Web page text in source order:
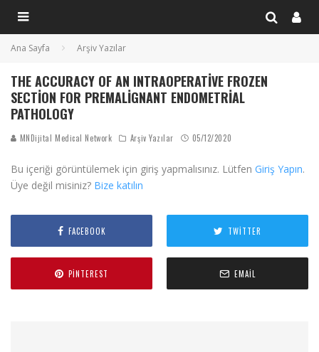
Ana Sayfa Arşiv Yazılar
THE ACCURACY OF AN INTRAOPERATIVE FROZEN
SECTION FOR PREMALIGNANT ENDOMETRIAL
PATHOLOGY
MNDijital Medical Network Arşiv Yazılar 05/12/2020
Bu içeriği görüntülemek için giriş yapmalısınız. Lütfen Giriş Yapın.
Üye değil misiniz? Bize katılın
FACEBOOK TWITTER
PINTEREST EMAIL